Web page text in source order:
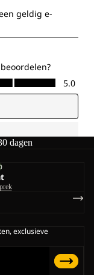
dagen
exclusieve